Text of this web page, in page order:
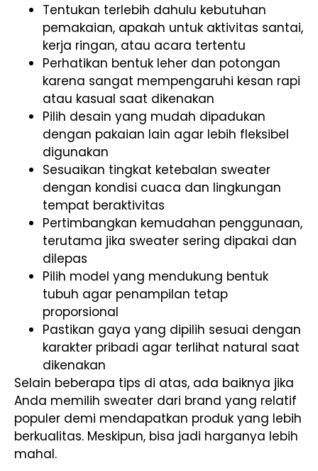
Tentukan terlebih dahulu kebutuhan
pemakaian, apakah untuk aktivitas santai,
kerja ringan, atau acara tertentu
Perhatikan bentuk leher dan potongan
karena sangat mempengaruhi kesan rapi
atau kasual saat dikenakan
Pilih desain yang mudah dipadukan
dengan pakaian lain agar lebih fleksibel
digunakan
Sesuaikan tingkat ketebalan sweater
dengan kondisi cuaca dan lingkungan
tempat beraktivitas
Pertimbangkan kemudahan penggunaan,
terutama jika sweater sering dipakai dan
dilepas
Pilih model yang mendukung bentuk
tubuh agar penampilan tetap
proporsional
Pastikan gaya yang dipilih sesuai dengan
karakter pribadi agar terlihat natural saat
dikenakan
Selain beberapa tips di atas, ada baiknya jika
Anda memilih sweater dari brand yang relatif
populer demi mendapatkan produk yang lebih
berkualitas. Meskipun, bisa jadi harganya lebih
mahal.